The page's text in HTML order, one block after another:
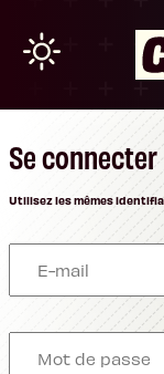
Se connecter
Utilisez les mêmes